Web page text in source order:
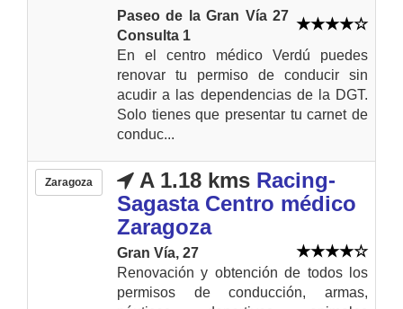
Paseo de la Gran Vía 27
Consulta 1
En el centro médico Verdú puedes
renovar tu permiso de conducir sin
acudir a las dependencias de la DGT.
Solo tienes que presentar tu carnet de
conduc...
Zaragoza A 1.18 kms Racing-
Sagasta Centro médico
Zaragoza
Gran Vía, 27
Renovación y obtención de todos los
permisos de conducción, armas,